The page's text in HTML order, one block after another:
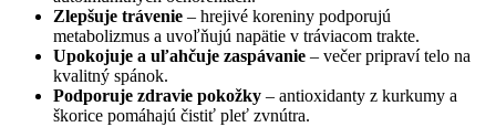
Zlepšuje trávenie – hrejivé koreniny podporujú
metabolizmus a uvoľňujú napätie v tráviacom trakte.
Upokojuje a uľahčuje zaspávanie – večer pripraví telo na
kvalitný spánok.
Podporuje zdravie pokožky – antioxidanty z kurkumy a
škorice pomáhajú čistiť pleť zvnútra.